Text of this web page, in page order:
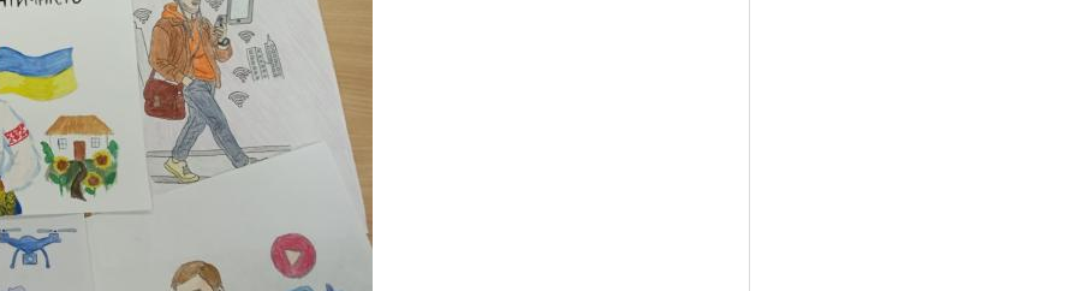
та міжгрупової комунікаці…